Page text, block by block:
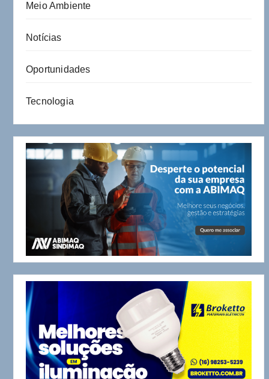
Meio Ambiente
Notícias
Oportunidades
Tecnologia